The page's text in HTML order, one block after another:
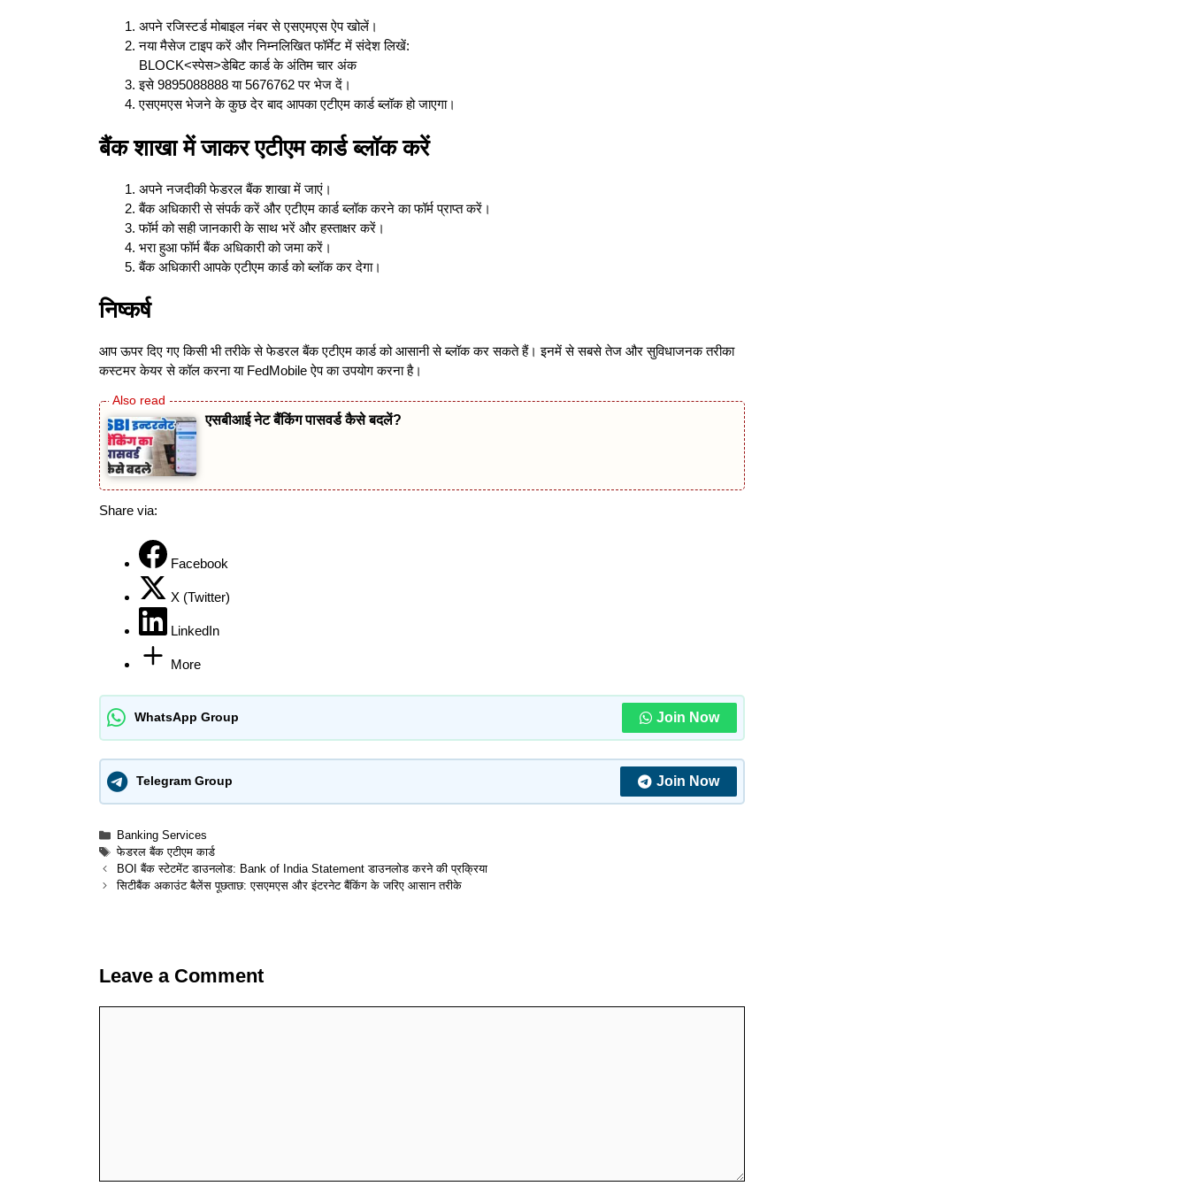
अपने रजिस्टर्ड मोबाइल नंबर से एसएमएस ऐप खोलें।
नया मैसेज टाइप करें और निम्नलिखित फॉर्मेट में संदेश लिखें:
BLOCK<स्पेस>डेबिट कार्ड के अंतिम चार अंक
इसे 9895088888 या 5676762 पर भेज दें।
एसएमएस भेजने के कुछ देर बाद आपका एटीएम कार्ड ब्लॉक हो जाएगा।
बैंक शाखा में जाकर एटीएम कार्ड ब्लॉक करें
अपने नजदीकी फेडरल बैंक शाखा में जाएं।
बैंक अधिकारी से संपर्क करें और एटीएम कार्ड ब्लॉक करने का फॉर्म प्राप्त करें।
फॉर्म को सही जानकारी के साथ भरें और हस्ताक्षर करें।
भरा हुआ फॉर्म बैंक अधिकारी को जमा करें।
बैंक अधिकारी आपके एटीएम कार्ड को ब्लॉक कर देगा।
निष्कर्ष
आप ऊपर दिए गए किसी भी तरीके से फेडरल बैंक एटीएम कार्ड को आसानी से ब्लॉक कर सकते हैं। इनमें से सबसे तेज और सुविधाजनक तरीका
कस्टमर केयर से कॉल करना या FedMobile ऐप का उपयोग करना है।
एसबीआई नेट बैंकिंग पासवर्ड कैसे बदलें?
Share via:
Facebook
X (Twitter)
LinkedIn
More
WhatsApp Group Join Now
Telegram Group Join Now
Categories
Banking Services
Tags
फेडरल बैंक एटीएम कार्ड
BOI बैंक स्टेटमेंट डाउनलोड: Bank of India Statement डाउनलोड करने की प्रक्रिया
सिटीबैंक अकाउंट बैलेंस पूछताछ: एसएमएस और इंटरनेट बैंकिंग के जरिए आसान तरीके
Leave a Comment